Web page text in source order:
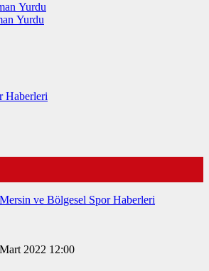
Yurdu
Yurdu
Haberleri
ve Bölgesel Spor Haberleri
2022 12:00